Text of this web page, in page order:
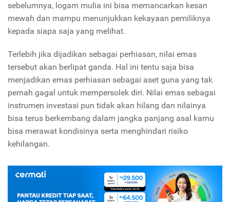
sebelumnya, logam mulia ini bisa memancarkan kesan
mewah dan mampu menunjukkan kekayaan pemiliknya
kepada siapa saja yang melihat.
Terlebih jika dijadikan sebagai perhiasan, nilai emas
tersebut akan berlipat ganda. Hal ini tentu saja bisa
menjadikan emas perhiasan sebagai aset guna yang tak
pernah gagal untuk mempersolek diri. Nilai emas sebagai
instrumen investasi pun tidak akan hilang dan nilainya
bisa terus berkembang dalam jangka panjang asal kamu
bisa merawat kondisinya serta menghindari risiko
kehilangan.